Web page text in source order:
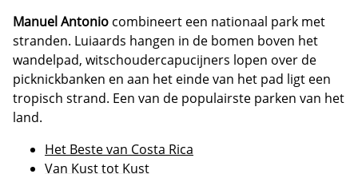
Manuel Antonio combineert een nationaal park met
stranden. Luiaards hangen in de bomen boven het
wandelpad, witschoudercapucijners lopen over de
picknickbanken en aan het einde van het pad ligt een
tropisch strand. Een van de populairste parken van het
land.
Het Beste van Costa Rica
Van Kust tot Kust